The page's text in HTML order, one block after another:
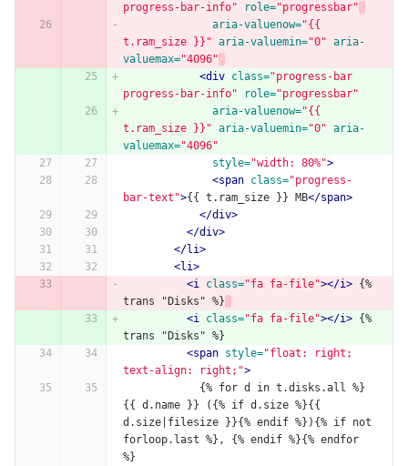
progress-bar-info"
role="progressbar"
aria-valuenow="{{
t.ram_size }}" aria-valuemin="0" aria-
valuemax="4096"
<div class="progress-bar
progress-bar-info"
role="progressbar"
aria-valuenow="{{
t.ram_size }}" aria-valuemin="0" aria-
valuemax="4096"
style="width: 80%">
<span class="progress-
bar-text">{{ t.ram_size }} MB</span>
</div>
</div>
</li>
<li>
<i class="fa fa-file"></i> {%
trans "Disks" %}
<i class="fa fa-file"></i> {%
trans "Disks" %}
<span style="float: right;
text-align: right;">
{{ d.name }} ({% if d.size %}{{
d.size|filesize }}{% endif %}){% if not
forloop.last %}, {% endif %}{% endfor
%}